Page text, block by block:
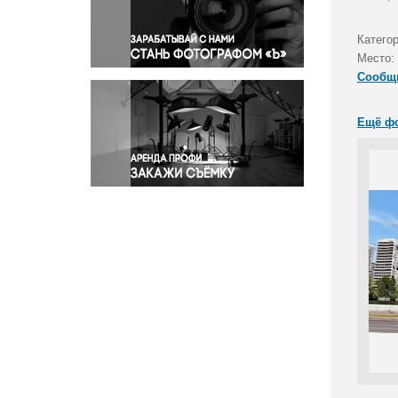
Правосудие
Происшествия и конфликты
Религия
Светская жизнь
Спорт
Экология
Экономика и бизнес
Место:
Ещё